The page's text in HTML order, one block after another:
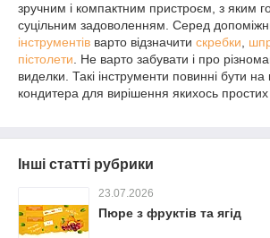
зручним і компактним пристроєм, з яким
суцільним задоволенням. Серед
інструментів варто відзначити скребки,
пістолети. Не варто забувати і про
виделки. Такі інструменти повинні бути на
кондитера для вирішення якихось
Інші статті рубрики
23.07.2026
Пюре з фруктів та ягід